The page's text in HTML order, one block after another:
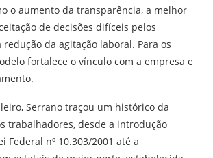
o aumento da transparência, a melhor
de decisões difíceis pelos
da agitação laboral. Para os
fortalece o vínculo com a empresa e
Serrano traçou um histórico da
trabalhadores, desde a introdução
Federal nº 10.303/2001 até a